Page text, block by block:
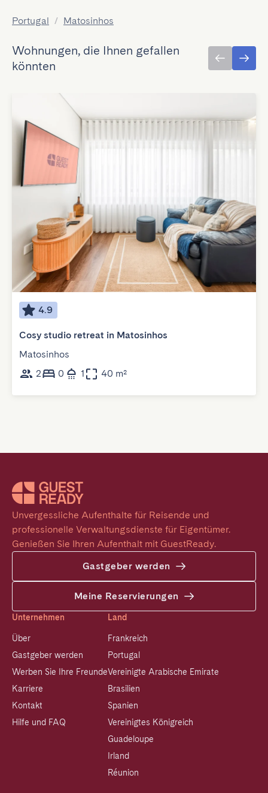
Portugal / Matosinhos
Wohnungen, die Ihnen gefallen
könnten
4.9
Cosy studio retreat in Matosinhos
Matosinhos
2
0 1 40 m²
Unvergessliche Aufenthalte für Reisende und
professionelle Verwaltungsdienste für Eigentümer.
Genießen Sie Ihren Aufenthalt mit GuestReady.
Gastgeber werden
Meine Reservierungen
Unternehmen
Über
Gastgeber werden
Werben Sie Ihre Freunde
Karriere
Kontakt
Hilfe und FAQ
Land
Frankreich
Portugal
Vereinigte Arabische Emirate
Brasilien
Spanien
Vereinigtes Königreich
Guadeloupe
Irland
Réunion